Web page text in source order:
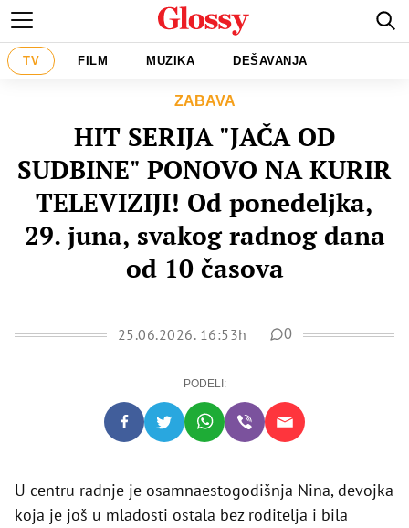
TV FILM MUZIKA DEŠAVANJA
ZABAVA
HIT SERIJA "JAČA OD
SUDBINE" PONOVO NA KURIR
TELEVIZIJI! Od ponedeljka,
29. juna, svakog radnog dana
od 10 časova
25.06.2026. 16:53h 0
PODELI:
U centru radnje je osamnaestogodišnja Nina, devojka
koja je još u mladosti ostala bez roditelja i bila